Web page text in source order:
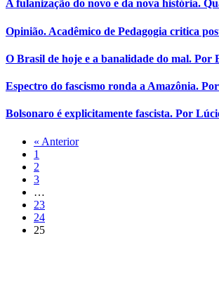
A fulanização do novo e da nova história.
Opinião. Acadêmico de Pedagogia critica
O Brasil de hoje e a banalidade do mal. Por
Espectro do fascismo ronda a Amazônia.
Bolsonaro é explicitamente fascista. Por
« Anterior
1
2
3
…
23
24
25